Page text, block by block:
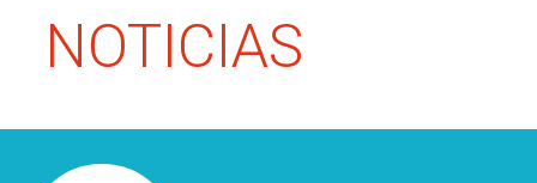
NOTICIAS